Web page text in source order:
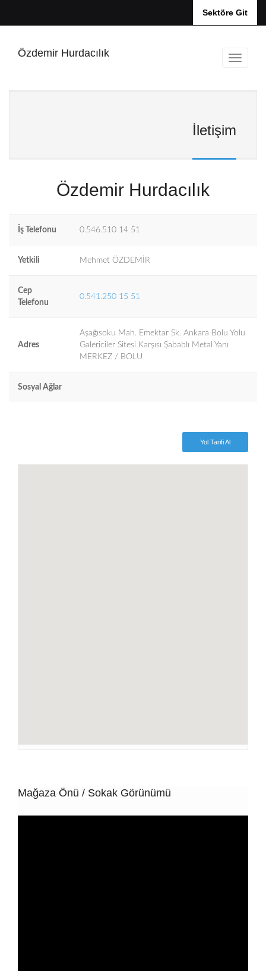
Sektöre Git
Özdemir Hurdacılık
İletişim
Özdemir Hurdacılık
İş Telefonu 0.546.510 14 51
Yetkili Mehmet ÖZDEMİR
Cep
Telefonu
0.541.250 15 51
Adres
Aşağısoku Mah. Emektar Sk. Ankara Bolu Yolu
Galericiler Sitesi Karşısı Şabablı Metal Yanı
MERKEZ / BOLU
Sosyal Ağlar
Yol Tarifi Al
Mağaza Önü / Sokak Görünümü